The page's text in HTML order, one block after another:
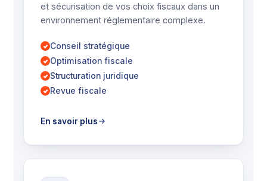
et sécurisation de vos choix fiscaux dans un
environnement réglementaire complexe.
Conseil stratégique
Optimisation fiscale
Structuration juridique
Revue fiscale
En savoir plus